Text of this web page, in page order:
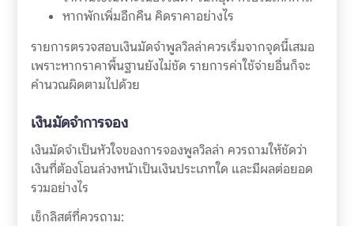
หากพักเพิ่มอีกคืน คิดราคาอย่างไร
รายการตรวจสอบเงินมัดจำพูลวิลล่าควรเริ่มจากจุดนี้เสมอ
เพราะหากราคาพื้นฐานยังไม่ชัด รายการค่าใช้จ่ายอื่นก็จะ
คำนวณผิดตามไปด้วย
เงินมัดจำการจอง
เงินมัดจำเป็นหัวใจของการจองพูลวิลล่า ควรถามให้ชัดว่า
เงินที่ต้องโอนล่วงหน้าเป็นเงินประเภทใด และมีผลต่อยอด
รวมอย่างไร
เช็กลิสต์ที่ควรถาม: